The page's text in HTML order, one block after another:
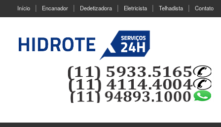
Início Encanador Dedetizadora Eletricista Telhadista Contato